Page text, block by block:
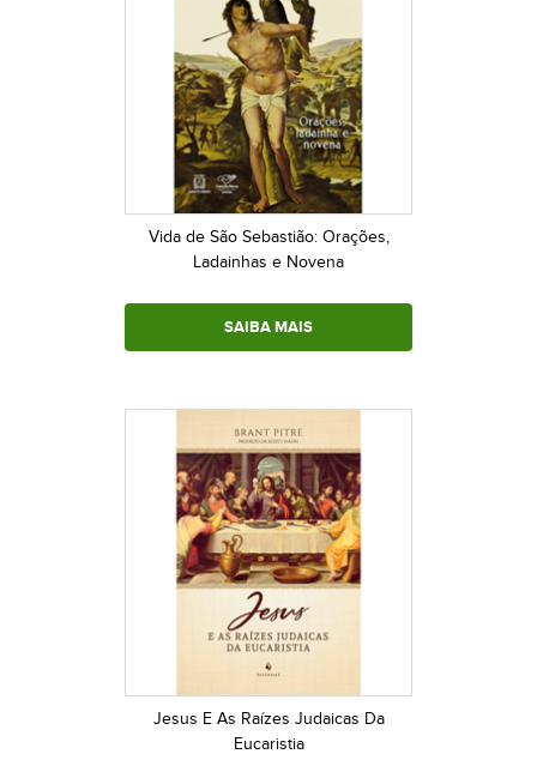
Vida de São Sebastião: Orações,
Ladainhas e Novena
SAIBA MAIS
Jesus E As Raízes Judaicas Da
Eucaristia